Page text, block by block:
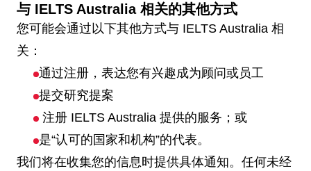
与 IELTS Australia 相关的其他方式
您可能会通过以下其他方式与 IELTS Australia 相
关：
通过注册，表达您有兴趣成为顾问或员工
提交研究提案
注册 IELTS Australia 提供的服务；或
是“认可的国家和机构”的代表。
我们将在收集您的信息时提供具体通知。任何未经